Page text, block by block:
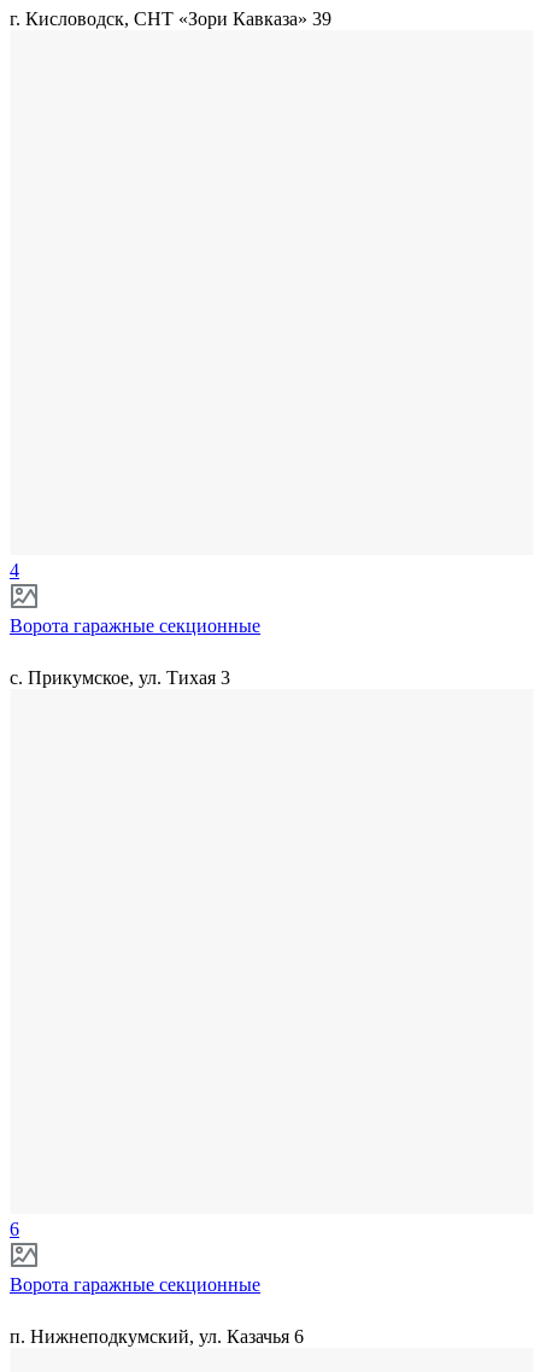
г. Кисловодск, СНТ «Зори Кавказа» 39
4
Ворота гаражные секционные
с. Прикумское, ул. Тихая 3
6
Ворота гаражные секционные
п. Нижнеподкумский, ул. Казачья 6